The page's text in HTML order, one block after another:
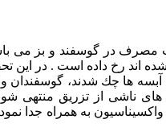
اند رخ داده است . در این
ناشی از تزریق منتهی
به همراه جدا